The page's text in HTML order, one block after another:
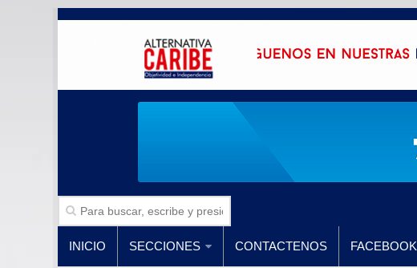
INICIO SECCIONES CONTACTENOS FACEBOOK